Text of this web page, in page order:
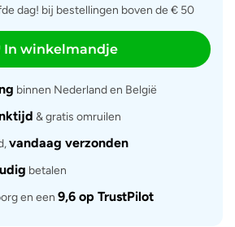
dag! bij bestellingen boven de € 50
In winkelmandje
binnen Nederland en België
& gratis omruilen
vandaag verzonden
betalen
en een 9,6 op TrustPilot